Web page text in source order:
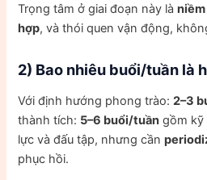
Trọng tâm ở giai đoạn này là
hợp, và thói quen vận động,
2) Bao nhiêu buổi/tuần là
Với định hướng phong trào:2–3
thành tích: 5–6 buổi/tuần gồm kỹ
lực và đấu tập, nhưng cần
phục hồi.